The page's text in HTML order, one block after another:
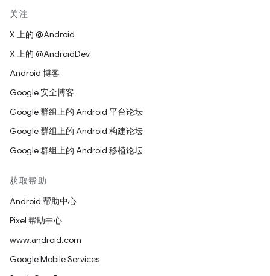
关注
X 上的 @Android
X 上的 @AndroidDev
Android 博客
Google 安全博客
Google 群组上的 Android 平台论坛
Google 群组上的 Android 构建论坛
Google 群组上的 Android 移植论坛
获取帮助
Android 帮助中心
Pixel 帮助中心
www.android.com
Google Mobile Services